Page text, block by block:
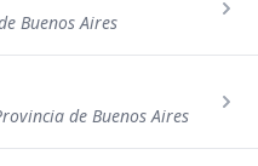
Buenos Aires
de Buenos Aires